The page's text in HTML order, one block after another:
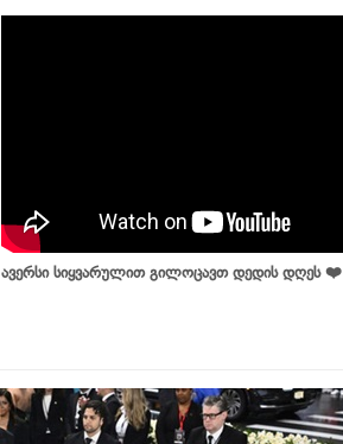
ავერსი სიყვარულით გილოცავთ დედის დღეს ❤️